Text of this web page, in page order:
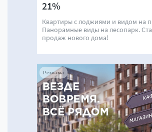
21%
Квартиры с лоджиями и видом на
Панорамные виды на лесопарк.
продаж нового дома!
Реклама